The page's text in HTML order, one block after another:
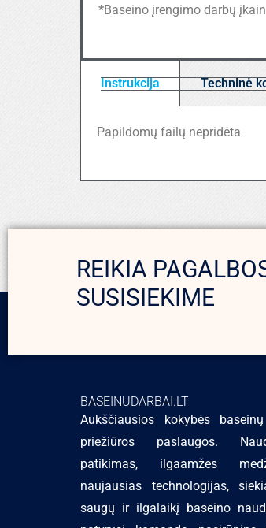
*Baseino įrengimo darbų
Instrukcija Techninė
Papildomų failų nepridėta
REIKIA
SUSISIEKIME
BASEINUDARBAI.LT
Aukščiausios kokybės
priežiūros paslaugos.
patikimas, ilgaamžes
naujausias technologijas,
saugų ir ilgalaikį baseino